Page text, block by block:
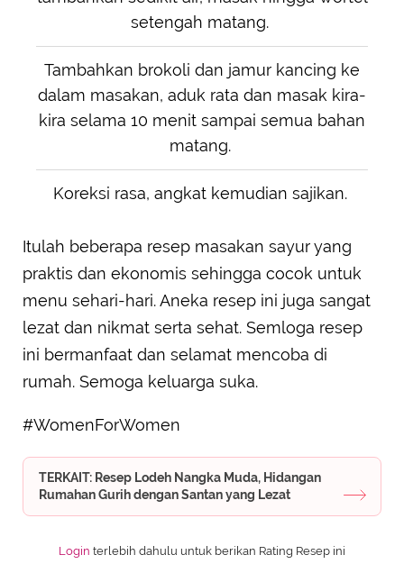
setengah matang.
Tambahkan brokoli dan jamur kancing ke
dalam masakan, aduk rata dan masak kira-
kira selama 10 menit sampai semua bahan
matang.
Koreksi rasa, angkat kemudian sajikan.
Itulah beberapa resep masakan sayur yang
praktis dan ekonomis sehingga cocok untuk
menu sehari-hari. Aneka resep ini juga sangat
lezat dan nikmat serta sehat. Semloga resep
ini bermanfaat dan selamat mencoba di
rumah. Semoga keluarga suka.
#WomenForWomen
TERKAIT: Resep Lodeh Nangka Muda, Hidangan
Rumahan Gurih dengan Santan yang Lezat
Login terlebih dahulu untuk berikan Rating Resep ini